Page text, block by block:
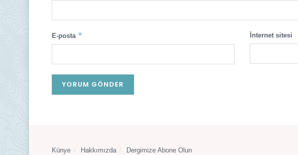
E-posta * İnternet sitesi
Künye Hakkımızda Dergimize Abone Olun